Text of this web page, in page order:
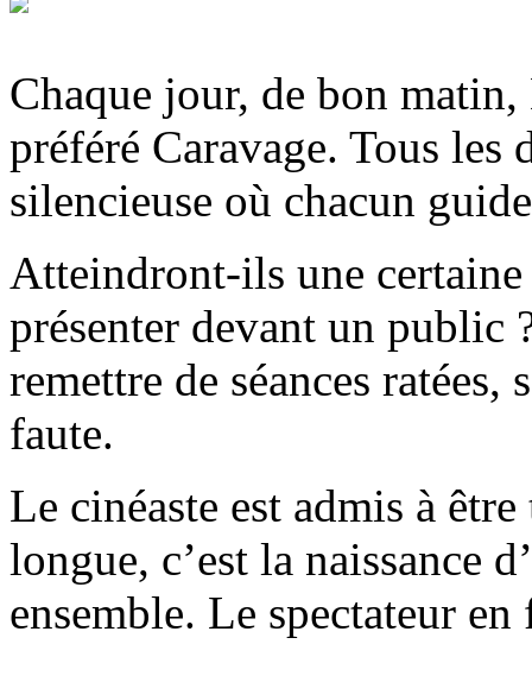
Chaque jour, de bon
préféré Caravage. Tous
silencieuse où chacun
Atteindront-ils une
présenter devant un public
remettre de séances
faute.
Le cinéaste est admis à
longue, c’est la naissance
ensemble. Le spectateur